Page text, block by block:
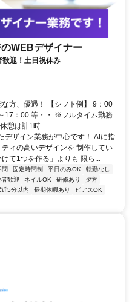
WEBデザイナー
迎！土日祝休み
方、優遇！ 【シフト例】 9：00
17：00 等・・ ※フルタイム勤務
憩は計1時...
ザイン業務が中心です！ AIに指
ィの高いデザインを 制作してい
て1つを作る」よりも 限ら...
問 固定時間制 平日のみOK
転勤なし
歓迎 ネイルOK 研修あり
夕方
近5分以内 長期休暇あり
ピアスOK